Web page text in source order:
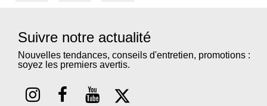
Suivre notre actualité
Nouvelles tendances, conseils d'entretien, promotions :
soyez les premiers avertis.